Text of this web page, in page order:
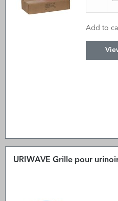
Add to
URIWAVE Grille pour